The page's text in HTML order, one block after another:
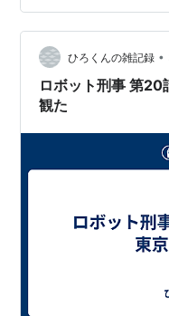
ては珍しく前後編と
二郎)の家(でしょう)
が描かれてい…
ひろくんの雑記録 •
ロボット刑事 第20
観た